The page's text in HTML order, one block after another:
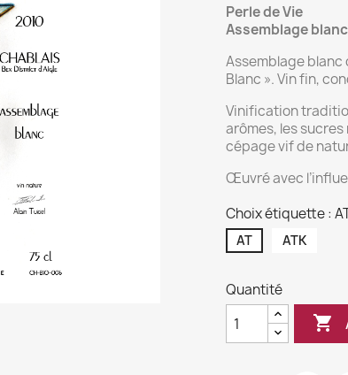
Perle de Vie
Assemblage blanc
Assemblage
Blanc ». Vin fin,
Vinification
arômes, les
cépage vif de
Œuvré avec
Choix étiquette :
AT ATK
Quantité
